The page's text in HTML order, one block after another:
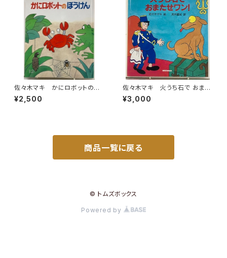
佐々木マキ かにロボットのぼ
うけん 森田文 キンダーおは
なしえほん17集12 1983年
¥2,500
佐々木マキ 火うち石で おまた
せワン！ 武井直紀 訳 1988
年 初版 ミキハウス
¥3,000
商品一覧に戻る
© トムズボックス
Powered by